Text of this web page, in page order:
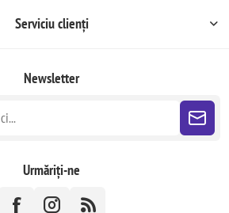
Serviciu clienți
Newsletter
Urmăriți-ne